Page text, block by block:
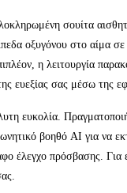
σουίτα
οξυγόνου στο αίμα
η λειτουργία
ευεξίας σας μέσω της
ευκολία.
βοηθό AI για να
έλεγχο πρόσβασης.